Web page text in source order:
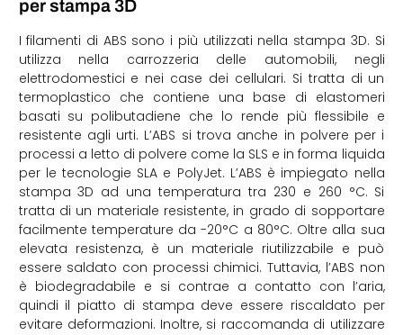
per stampa 3D
I filamenti di ABS sono i più utilizzati nella stampa 3D. Si
utilizza nella carrozzeria delle automobili, negli
elettrodomestici e nei case dei cellulari. Si tratta di un
termoplastico che contiene una base di elastomeri
basati su polibutadiene che lo rende più flessibile e
resistente agli urti. L’ABS si trova anche in polvere per i
processi a letto di polvere come la SLS e in forma liquida
per le tecnologie SLA e PolyJet. L’ABS è impiegato nella
stampa 3D ad una temperatura tra 230 e 260 °C. Si
tratta di un materiale resistente, in grado di sopportare
facilmente temperature da -20°C a 80°C. Oltre alla sua
elevata resistenza, è un materiale riutilizzabile e può
essere saldato con processi chimici. Tuttavia, l’ABS non
è biodegradabile e si contrae a contatto con l’aria,
quindi il piatto di stampa deve essere riscaldato per
evitare deformazioni. Inoltre, si raccomanda di utilizzare